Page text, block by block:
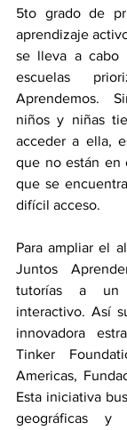
5to grado de
aprendizaje
se lleva a cabo
escuelas
Aprendemos.
niños y niñas
acceder a ella,
que no están en
que se
difícil acceso.
Para ampliar el
Juntos
tutorías a un
interactivo. Así
innovadora
Tinker
Americas,
Esta iniciativa
geográficas